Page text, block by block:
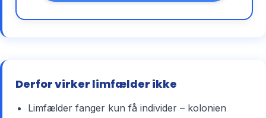
Derfor virker limfælder ikke
Limfælder fanger kun få individer – kolonien